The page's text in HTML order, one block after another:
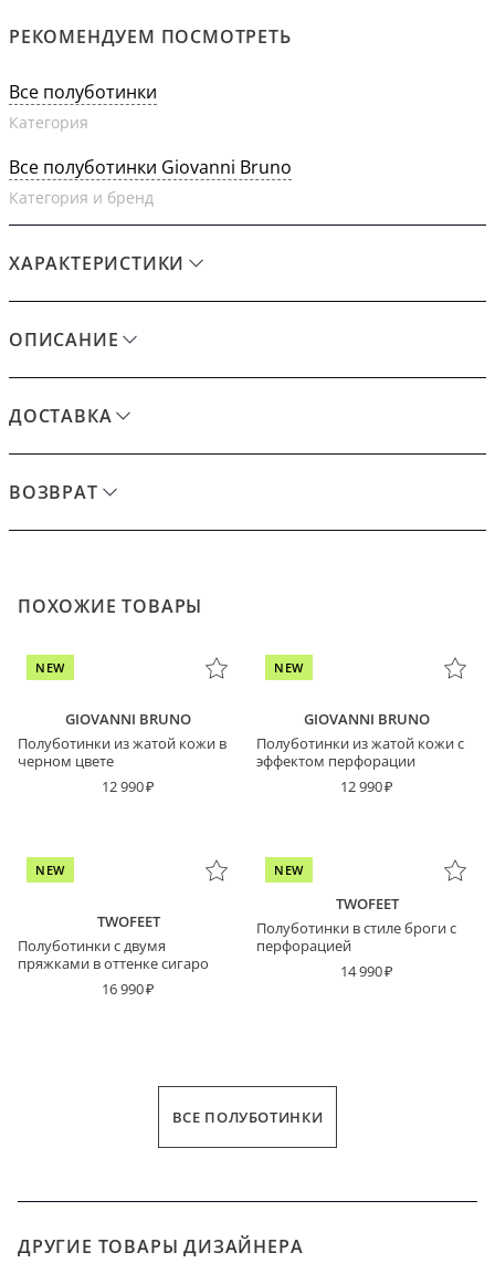
РЕКОМЕНДУЕМ ПОСМОТРЕТЬ
Все полуботинки
Категория
Все полуботинки Giovanni Bruno
Категория и бренд
ХАРАКТЕРИСТИКИ
ОПИСАНИЕ
ДОСТАВКА
ВОЗВРАТ
ПОХОЖИЕ ТОВАРЫ
NEW
GIOVANNI BRUNO
Полуботинки из жатой кожи в
черном цвете
12 990
NEW
GIOVANNI BRUNO
Полуботинки из жатой кожи с
эффектом перфорации
12 990
NEW
TWOFEET
Полуботинки с двумя
пряжками в оттенке сигаро
16 990
NEW
TWOFEET
Полуботинки в стиле броги с
перфорацией
14 990
ВСЕ ПОЛУБОТИНКИ
ДРУГИЕ ТОВАРЫ ДИЗАЙНЕРА